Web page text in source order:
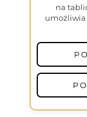
na
umożliwia